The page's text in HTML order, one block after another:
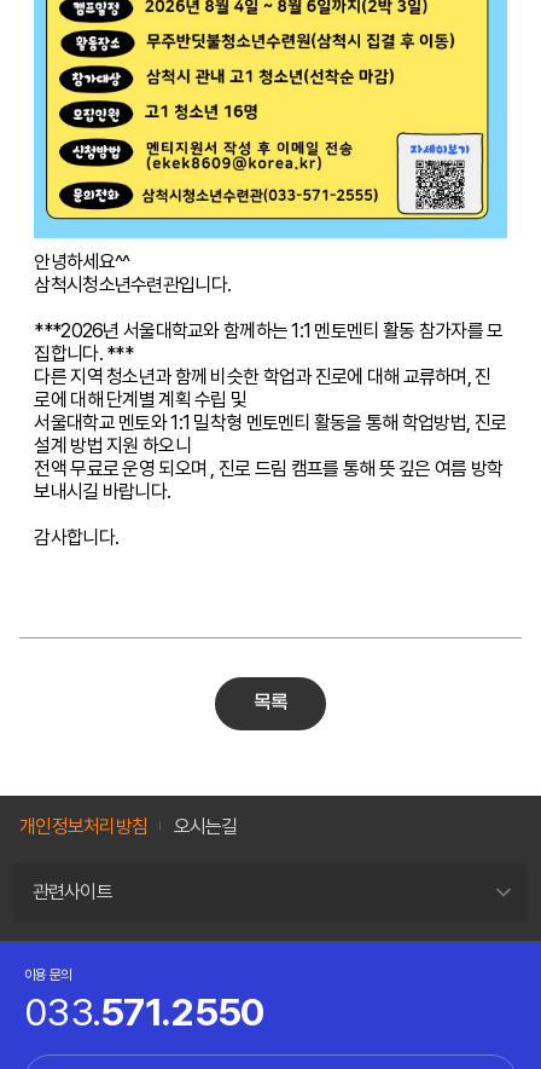
안녕하세요^^
삼척시청소년수련관입니다.
***2026년 서울대학교와 함께하는 1:1 멘토멘티 활동 참가자를 모
집합니다. ***
다른 지역 청소년과 함께 비슷한 학업과 진로에 대해 교류하며, 진
로에 대해 단계별 계획 수립 및
서울대학교 멘토와 1:1 밀착형 멘토멘티 활동을 통해 학업방법, 진로
설계 방법 지원 하오니
전액 무료로 운영 되오며 , 진로 드림 캠프를 통해 뜻 깊은 여름 방학
보내시길 바랍니다.
감사합니다.
목록
개인정보처리방침 오시는길
관련사이트
이용 문의
033.571.2550